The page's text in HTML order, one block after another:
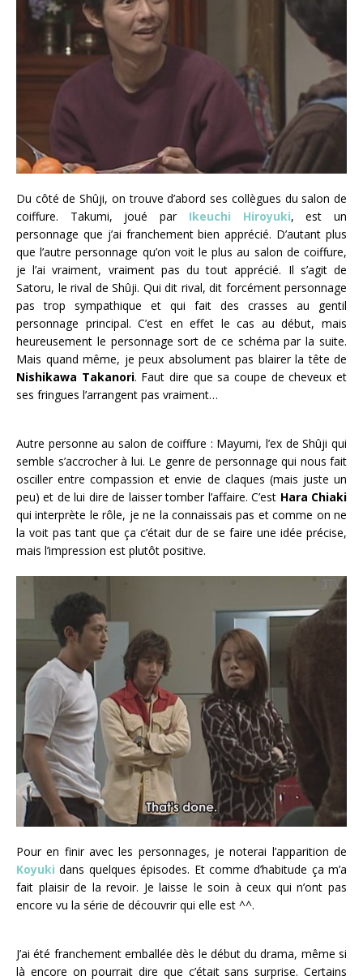
Du côté de Shûji, on trouve d’abord ses collègues du salon de
coiffure. Takumi, joué par Ikeuchi Hiroyuki, est un
personnage que j’ai franchement bien apprécié. D’autant plus
que l’autre personnage qu’on voit le plus au salon de coiffure,
je l’ai vraiment, vraiment pas du tout apprécié. Il s’agit de
Satoru, le rival de Shûji. Qui dit rival, dit forcément personnage
pas trop sympathique et qui fait des crasses au gentil
personnage principal. C’est en effet le cas au début, mais
heureusement le personnage sort de ce schéma par la suite.
Mais quand même, je peux absolument pas blairer la tête de
Nishikawa Takanori. Faut dire que sa coupe de cheveux et
ses fringues l’arrangent pas vraiment…
Autre personne au salon de coiffure : Mayumi, l’ex de Shûji qui
semble s’accrocher à lui. Le genre de personnage qui nous fait
osciller entre compassion et envie de claques (mais juste un
peu) et de lui dire de laisser tomber l’affaire. C’est Hara Chiaki
qui interprète le rôle, je ne la connaissais pas et comme on ne
la voit pas tant que ça c’était dur de se faire une idée précise,
mais l’impression est plutôt positive.
Pour en finir avec les personnages, je noterai l’apparition de
Koyuki dans quelques épisodes. Et comme d’habitude ça m’a
fait plaisir de la revoir. Je laisse le soin à ceux qui n’ont pas
encore vu la série de découvrir qui elle est ^^.
J’ai été franchement emballée dès le début du drama, même si
là encore on pourrait dire que c’était sans surprise. Certains